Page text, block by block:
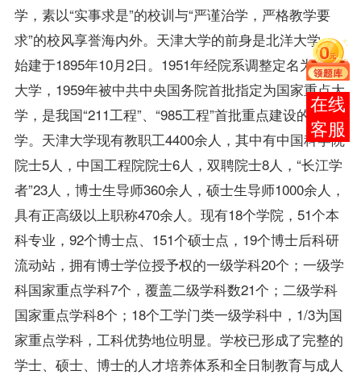
学，素以“实事求是”的校训与“严谨治学，严格教学要
求”的校风享誉海内外。天津大学的前身是北洋大学，
始建于1895年10月2日。1951年经院系调整定名为天津
大学，1959年被中共中央国务院首批指定为国家重点大
学，是我国“211工程”、“985工程”首批重点建设的大
学。天津大学现有教职工4400余人，其中有中国科学院
院士5人，中国工程院院士6人，双聘院士8人，“长江学
者”23人，博士生导师360余人，硕士生导师1000余人，
具有正高级以上职称470余人。现有18个学院，51个本
科专业，92个博士点、151个硕士点，19个博士后科研
流动站，拥有博士学位授予权的一级学科20个；一级学
科国家重点学科7个，覆盖二级学科数21个；二级学科
国家重点学科8个；18个工学门类一级学科中，1/3为国
家重点学科，工科优势地位明显。学校已形成了完整的
学士、硕士、博士的人才培养体系和全日制教育与成人
报考
咨询